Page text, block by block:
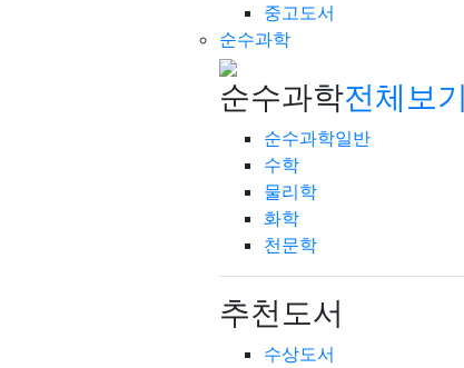
중고도서
순수과학
순수과학전체보
순수과학일반
수학
물리학
화학
천문학
추천도서
수상도서